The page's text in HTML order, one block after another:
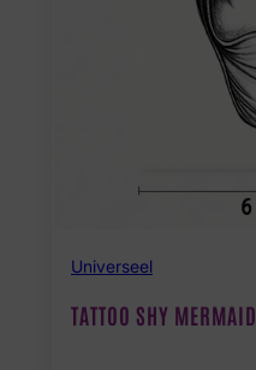
Universeel
TATTOO SHY MERMAID